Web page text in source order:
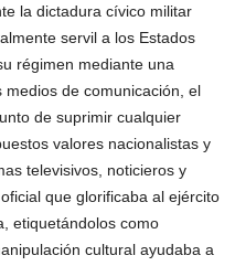
la dictadura cívico militar
servil a los Estados
régimen mediante una
de comunicación, el
de suprimir cualquier
valores nacionalistas y
televisivos, noticieros y
que glorificaba al ejército
etiquetándolos como
cultural ayudaba a